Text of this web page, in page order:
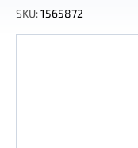
SKU:1565872